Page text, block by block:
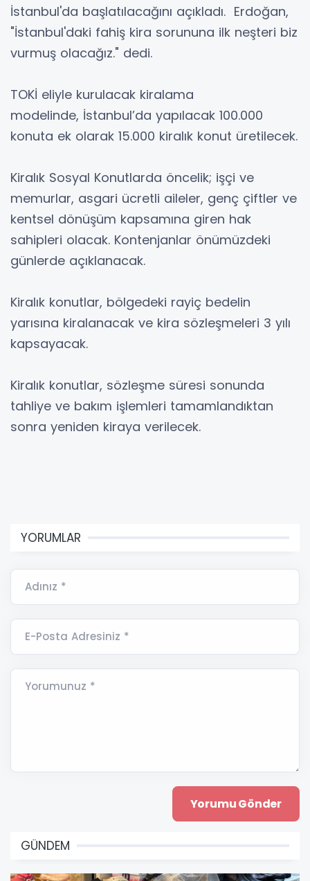
İstanbul'da başlatılacağını açıkladı. Erdoğan,
"İstanbul'daki fahiş kira sorununa ilk neşteri biz
vurmuş olacağız." dedi.
TOKİ eliyle kurulacak kiralama
modelinde, İstanbul’da yapılacak 100.000
konuta ek olarak 15.000 kiralık konut üretilecek.
Kiralık Sosyal Konutlarda öncelik; işçi ve
memurlar, asgari ücretli aileler, genç çiftler ve
kentsel dönüşüm kapsamına giren hak
sahipleri olacak. Kontenjanlar önümüzdeki
günlerde açıklanacak.
Kiralık konutlar, bölgedeki rayiç bedelin
yarısına kiralanacak ve kira sözleşmeleri 3 yılı
kapsayacak.
Kiralık konutlar, sözleşme süresi sonunda
tahliye ve bakım işlemleri tamamlandıktan
sonra yeniden kiraya verilecek.
YORUMLAR
Adınız *
E-Posta Adresiniz *
Yorumunuz *
GÜNDEM